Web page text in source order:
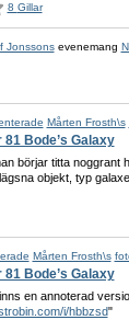
8 Gillar
Jonssonsevenemang
Mårten Frosth\s
81 Bode’s Galaxy
börjar titta noggrant
objekt, typ
Mårten Frosth\s
81 Bode’s Galaxy
en annoterad
i/hbbzsd"